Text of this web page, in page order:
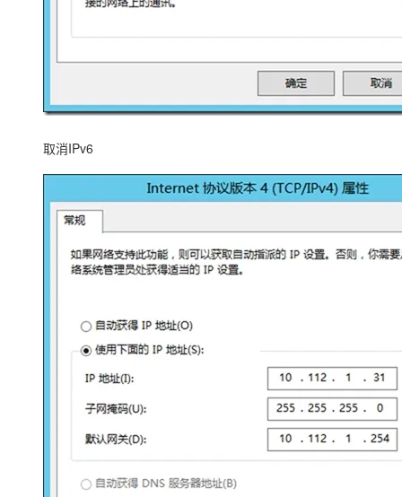
取消IPv6